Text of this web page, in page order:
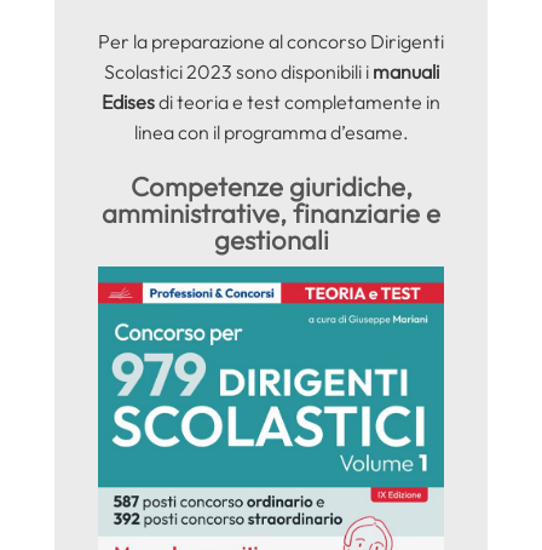
Per la preparazione al concorso Dirigenti
Scolastici 2023 sono disponibili i manuali
Edisesdi teoria e test completamente in
linea con il programma d’esame.
Competenze giuridiche,
amministrative, finanziarie e
gestionali